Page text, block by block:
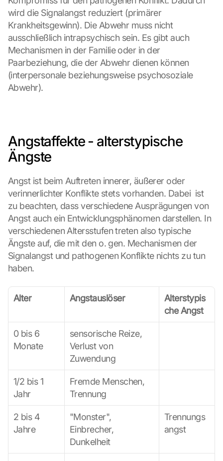
wird die Signalangst reduziert (primärer
Krankheitsgewinn). Die Abwehr muss nicht
ausschließlich intrapsychisch sein. Es gibt auch
Mechanismen in der Familie oder in der
Paarbeziehung, die der Abwehr dienen können
(interpersonale beziehungsweise psychosoziale
Abwehr).
Angstaffekte - alterstypische
Ängste
Angst ist beim Auftreten innerer, äußerer oder
verinnerlichter Konflikte stets vorhanden. Dabei  ist
zu beachten, dass verschiedene Ausprägungen von
Angst auch ein Entwicklungsphänomen darstellen. In
verschiedenen Altersstufen treten also typische
Ängste auf, die mit den o. gen. Mechanismen der
Signalangst und pathogenen Konflikte nichts zu tun
haben.
Alter Angstauslöser
Alterstypis
che Angst
0 bis 6
Monate
sensorische Reize,
Verlust von
Zuwendung
1/2 bis 1
Jahr
Fremde Menschen,
Trennung
2 bis 4
Jahre
"Monster",
Einbrecher,
Dunkelheit
Trennungs
angst
G
o
l
a
n